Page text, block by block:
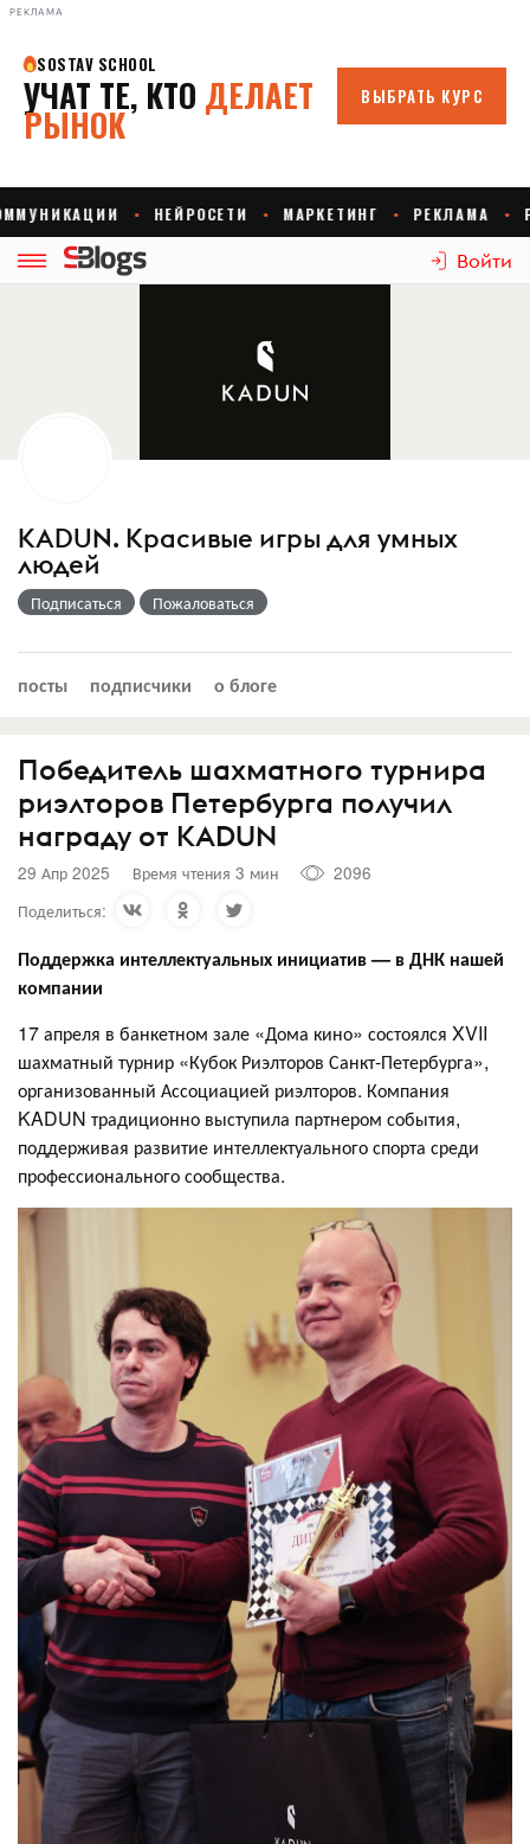
РЕКЛАМА
Войти
KADUN. Красивые игры для умных
людей
Подписаться Пожаловаться
посты подписчики о блоге
Победитель шахматного турнира
риэлторов Петербурга получил
награду от KADUN
29 Апр 2025 Время чтения 3 мин
2096
Поделиться:
Поддержка интеллектуальных инициатив — в ДНК нашей
компании
17 апреля в банкетном зале «Дома кино» состоялся XVII
шахматный турнир «Кубок Риэлторов Санкт-Петербурга»,
организованный Ассоциацией риэлторов. Компания
KADUN традиционно выступила партнером события,
поддерживая развитие интеллектуального спорта среди
профессионального сообщества.